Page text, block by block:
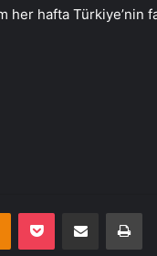
her hafta Türkiye’nin
Odnoklassniki
Pocket E-Posta ile paylaş